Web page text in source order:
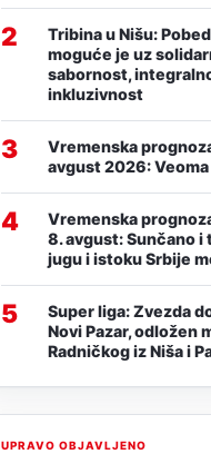
2
Tribina u Nišu:
moguće je uz
sabornost,
inkluzivnost
3
Vremenska
avgust 2026:
4
Vremenska
8. avgust: Sunčano i
jugu i istoku Srbije
5
Super liga: Zvezda
Novi Pazar, odložen
Radničkog iz Niša i
UPRAVO OBJAVLJENO